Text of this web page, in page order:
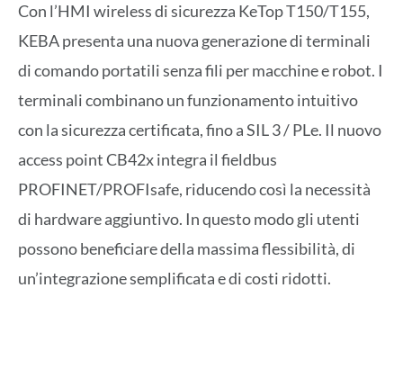
Con l’HMI wireless di sicurezza KeTop T150/T155,
KEBA presenta una nuova generazione di terminali
di comando portatili senza fili per macchine e robot. I
terminali combinano un funzionamento intuitivo
con la sicurezza certificata, fino a SIL 3 / PLe. Il nuovo
access point CB42x integra il fieldbus
PROFINET/PROFIsafe, riducendo così la necessità
di hardware aggiuntivo. In questo modo gli utenti
possono beneficiare della massima flessibilità, di
un’integrazione semplificata e di costi ridotti.